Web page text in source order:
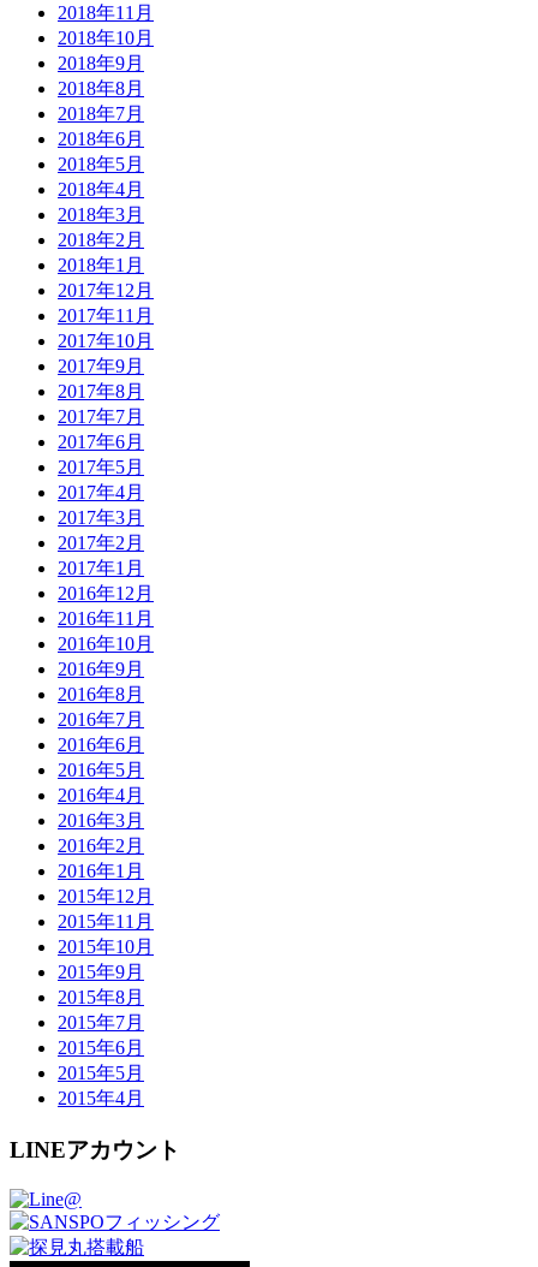
2018年11月
2018年10月
2018年9月
2018年8月
2018年7月
2018年6月
2018年5月
2018年4月
2018年3月
2018年2月
2018年1月
2017年12月
2017年11月
2017年10月
2017年9月
2017年8月
2017年7月
2017年6月
2017年5月
2017年4月
2017年3月
2017年2月
2017年1月
2016年12月
2016年11月
2016年10月
2016年9月
2016年8月
2016年7月
2016年6月
2016年5月
2016年4月
2016年3月
2016年2月
2016年1月
2015年12月
2015年11月
2015年10月
2015年9月
2015年8月
2015年7月
2015年6月
2015年5月
2015年4月
LINEアカウント